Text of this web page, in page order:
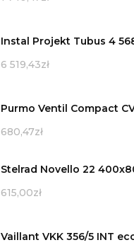
Instal Projekt Tubus 4
6 519,43zł
Purmo Ventil Compact
680,47zł
Stelrad Novello 22
615,00zł
Vaillant VKK 356/5 INT